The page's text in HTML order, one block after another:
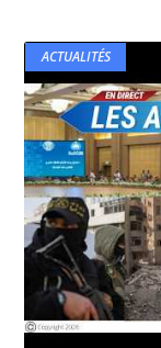
ACTUALITÉS